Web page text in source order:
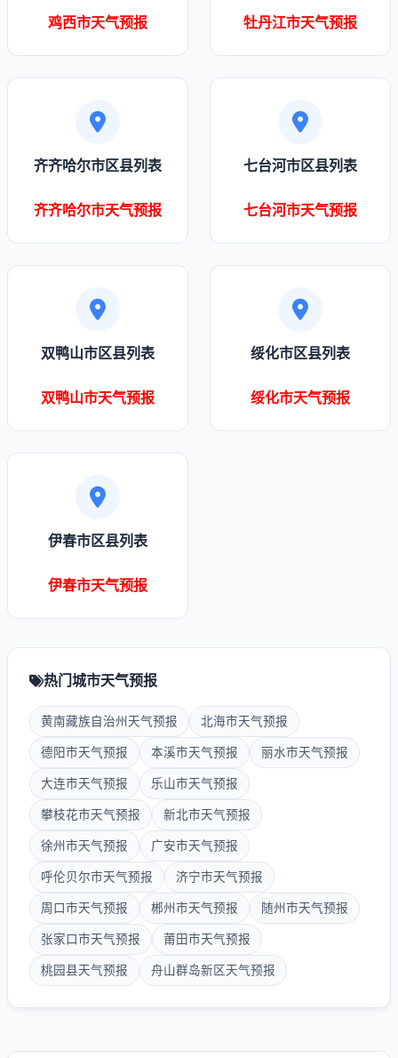
鸡西市天气预报 牡丹江市天气预报
齐齐哈尔市区县列表
齐齐哈尔市天气预报
七台河市区县列表
七台河市天气预报
双鸭山市区县列表
双鸭山市天气预报
绥化市区县列表
绥化市天气预报
伊春市区县列表
伊春市天气预报
热门城市天气预报
黄南藏族自治州天气预报 北海市天气预报
德阳市天气预报 本溪市天气预报 丽水市天气预报
大连市天气预报 乐山市天气预报
攀枝花市天气预报 新北市天气预报
徐州市天气预报 广安市天气预报
呼伦贝尔市天气预报 济宁市天气预报
周口市天气预报 郴州市天气预报 随州市天气预报
张家口市天气预报 莆田市天气预报
桃园县天气预报 舟山群岛新区天气预报